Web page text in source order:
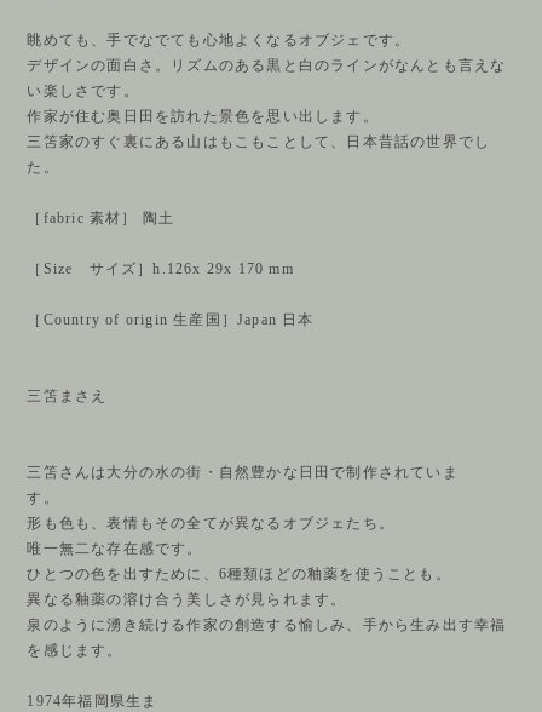
眺めても、手でなでても心地よくなるオブジェです。
デザインの面白さ。リズムのある黒と白のラインがなんとも言えな
い楽しさです。
作家が住む奥日田を訪れた景色を思い出します。
三笘家のすぐ裏にある山はもこもことして、日本昔話の世界でし
た。
［fabric 素材］ 陶土
［Size サイズ］h.126x 29x 170 mm
［Country of origin 生産国］Japan 日本
三笘まさえ
三笘さんは大分の水の街・自然豊かな日田で制作されていま
す。
形も色も、表情もその全てが異なるオブジェたち。
唯一無二な存在感です。
ひとつの色を出すために、6種類ほどの釉薬を使うことも。
異なる釉薬の溶け合う美しさが見られます。
泉のように湧き続ける作家の創造する愉しみ、手から生み出す幸福
を感じます。
1974年福岡県生ま